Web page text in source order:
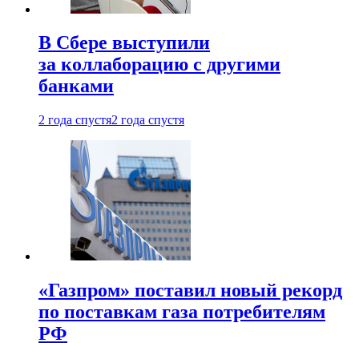
В Сбере выступили
за коллаборацию с другими
банками
2 года спустя2 года спустя
«Газпром» поставил новый рекорд
по поставкам газа потребителям
РФ